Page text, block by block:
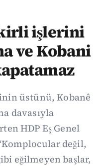
işlerini
ve Kobani
üstünü, Kobanê
davasıyla
HDP Eş Genel
değil,
eğilmeyen başlar,